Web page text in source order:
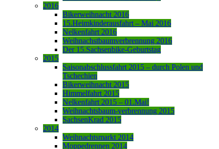
2016
Bikerweihnacht 2016
15.Heimkinderausfahrt – Mai 2016
Nelkenfahrt 2016
Weihnachstbaumverbrennung 2016
Der 15.Sachsenbike-Geburtstag
2015
Saisonabschlussfahrt 2015 – durch Polen und
Tschechien
Bikerweihnacht 2015
Himmelfahrt 2015
Nelkenfahrt 2015 – 01.Mai!
Weihnachtsbaum-verbrennung 2015
SachsenKrad 2015
2014
Weihnachtsmarkt 2014
Moppedrennen 2014